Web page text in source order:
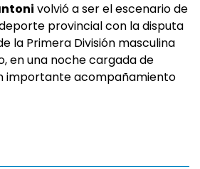
volvió a ser el escenario de
provincial con la disputa
la Primera División masculina
en una noche cargada de
importante acompañamiento